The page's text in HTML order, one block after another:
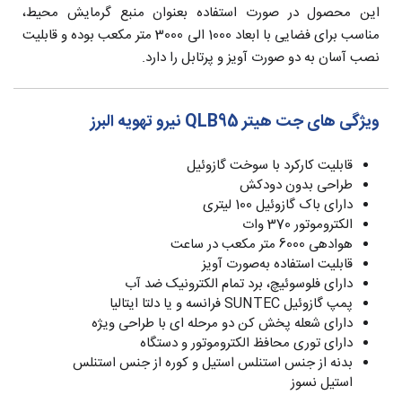
این محصول در صورت استفاده بعنوان منبع گرمایش محیط،
مناسب برای فضایی با ابعاد 1000 الی 3000 متر مکعب بوده و قابلیت
نصب آسان به دو صورت آویز و پرتابل را دارد.
ویژگی های جت هیتر QLB95 نیرو تهویه البرز
قابلیت کارکرد با سوخت گازوئیل
طراحی بدون دودکش
دارای باک گازوئیل 100 لیتری
الکتروموتور 370 وات
هوادهی 6000 متر مکعب در ساعت
قابلیت استفاده به‌صورت آویز
دارای فلوسوئیچ، برد تمام الکترونیک ضد آب
پمپ گازوئیل SUNTEC فرانسه و یا دلتا ایتالیا
دارای شعله پخش کن دو مرحله ای با طراحی ویژه
دارای توری محافظ الکتروموتور و دستگاه
بدنه از جنس استنلس استیل و کوره از جنس استنلس
استیل نسوز